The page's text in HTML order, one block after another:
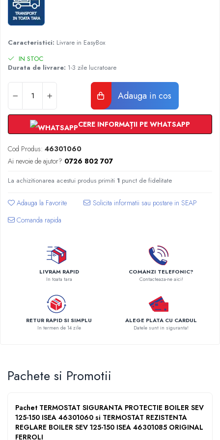
Radiatoare Otel Vogel&Noot
Radiatoare Otel Korado
Radiatoare de Baie Purmo Banga
Automatizare Termostate
Termostate centrala ambient
Detectoare de inundatie
Stabilizatoare de tensiune
Panouri solare apa calda
Accesorii panouri solare apa calda
Kituri panouri solare apa calda
Automatizari panouri solare
solare
Grupuri de pompare panouri solare
Centrale peleti lemn
Caracteristici: Livrare in EasyBox
IN STOC
Durata de livrare: 1-3 zile lucratoare
Adauga in cos
CERE INFORMAȚII PE WHATSAPP
Cod Produs: 46301060
Ai nevoie de ajutor? 0726 802 707
La achizitionarea acestui produs primiti 1 punct de fidelitate
Adauga la Favorite
Comanda rapida
LIVRAM RAPID
In toata tara
COMANZI TELEFONIC?
Contacteaza-ne aici!
RETUR RAPID SI SIMPLU
In termen de 14 zile
ALEGE PLATA CU CARDUL
Datele sunt in siguranta!
Pachete si Promotii
Pachet TERMOSTAT SIGURANTA PROTECTIE BOILER SEV
125-150 ISEA 46301060 si TERMOSTAT REZISTENTA
REGLARE BOILER SEV 125-150 ISEA 46301085 ORIGINAL
FERROLI